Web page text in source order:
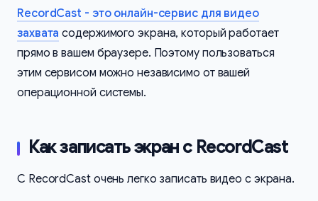
RecordCast - это онлайн-сервис для видео
захвата содержимого экрана, который работает
прямо в вашем браузере. Поэтому пользоваться
этим сервисом можно независимо от вашей
операционной системы.
Как записать экран с RecordCast
С RecordCast очень легко записать видео с экрана.